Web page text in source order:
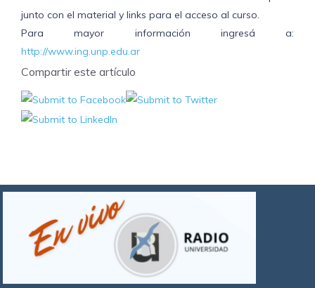
junto con el material y links para el acceso al curso.
Para mayor información ingresá a:
http://www.ing.unp.edu.ar
Compartir este artículo